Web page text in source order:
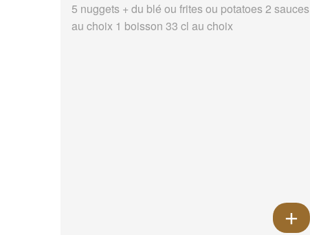
5 nuggets + du blé ou frites ou potatoes 2 sauces
au choix 1 boisson 33 cl au choix